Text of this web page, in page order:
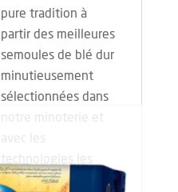
pure tradition à
partir des meilleures
semoules de blé dur
minutieusement
sélectionnées dans
plus modernes. Un